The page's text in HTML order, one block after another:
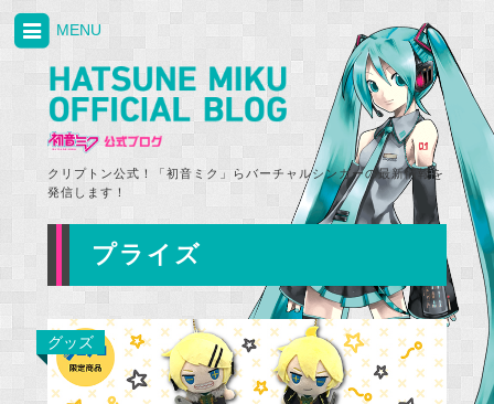
クリプトン公式！「初音ミク」らバーチャルシンガーの最新情報を
発信します！
MENU
プライズ
グッズ